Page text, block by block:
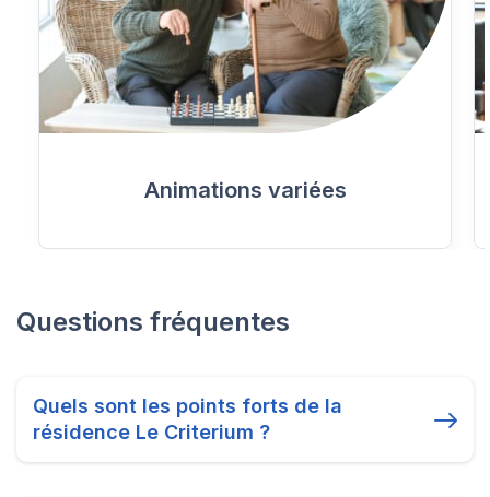
Animations variées
Questions fréquentes
Quels sont les points forts de la
résidence Le Criterium ?